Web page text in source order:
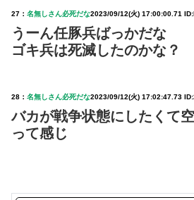
27： 名無しさん必死だな2023/09/12(火) 17:00:00.71
うーん任豚兵ばっかだな
ゴキ兵は死滅したのかな？
28： 名無しさん必死だな2023/09/12(火) 17:02:47.73
バカが戦争状態にしたくて
って感じ